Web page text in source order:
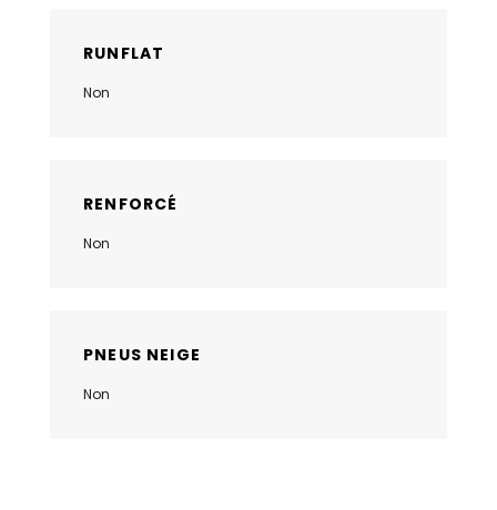
RUNFLAT
Non
RENFORCÉ
Non
PNEUS NEIGE
Non